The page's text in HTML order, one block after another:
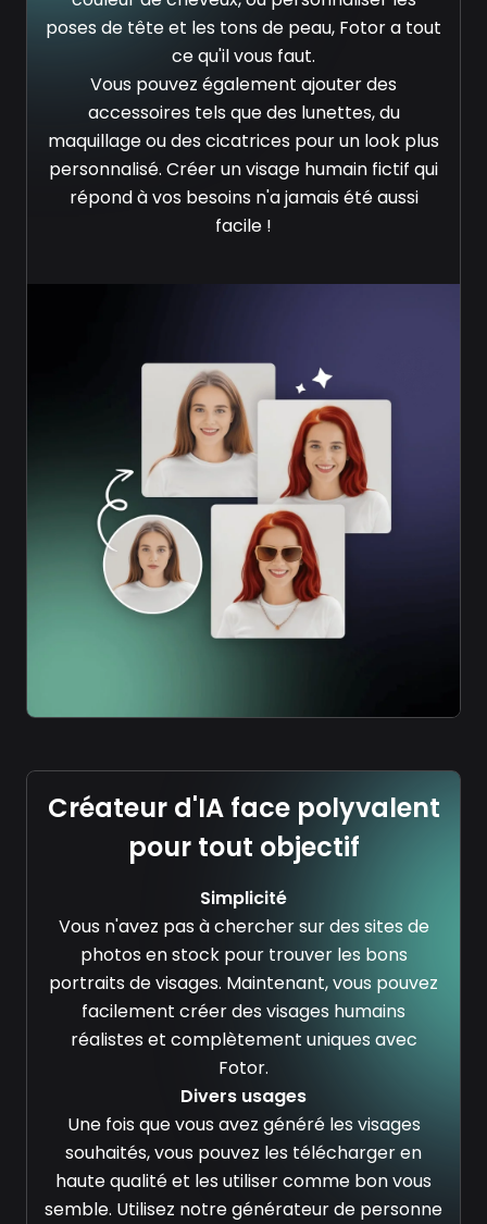
poses de tête et les tons de peau, Fotor a tout
ce qu'il vous faut.
Vous pouvez également ajouter des
accessoires tels que des lunettes, du
maquillage ou des cicatrices pour un look plus
personnalisé. Créer un visage humain fictif qui
répond à vos besoins n'a jamais été aussi
facile !
Créateur d'IA face polyvalent
pour tout objectif
Simplicité
Vous n'avez pas à chercher sur des sites de
photos en stock pour trouver les bons
portraits de visages. Maintenant, vous pouvez
facilement créer des visages humains
réalistes et complètement uniques avec
Fotor.
Divers usages
Une fois que vous avez généré les visages
souhaités, vous pouvez les télécharger en
haute qualité et les utiliser comme bon vous
semble. Utilisez notre générateur de personne